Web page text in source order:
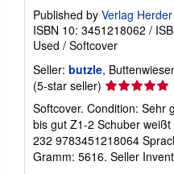
Published by Verlag Herder
ISBN 10: 3451218062 /
Used / Softcover
Seller: butzle,
(5-star seller) Seller
rating
5
out
of
5
Softcover. Condition: Sehr
bis gut Z1-2 Schuber
232 9783451218064
Gramm: 5616. Seller